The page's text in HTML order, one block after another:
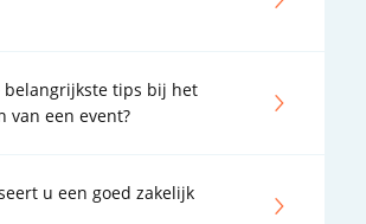
belangrijkste tips bij het
van een event?
u een goed zakelijk